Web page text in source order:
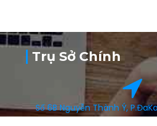
Trụ Sở Chính
Số 6B Nguyễn Thành Ý,